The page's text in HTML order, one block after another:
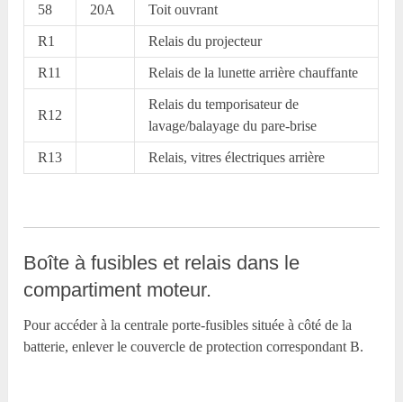
58 20A Toit ouvrant
R1 Relais du projecteur
R11 Relais de la lunette arrière chauffante
R12
Relais du temporisateur de
lavage/balayage du pare-brise
R13 Relais, vitres électriques arrière
Boîte à fusibles et relais dans le
compartiment moteur.
Pour accéder à la centrale porte-fusibles située à côté de la
batterie, enlever le couvercle de protection correspondant B.